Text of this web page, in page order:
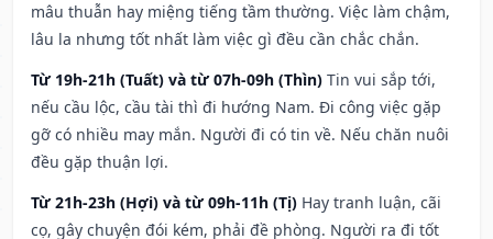
mâu thuẫn hay miệng tiếng tầm thường. Việc làm chậm,
lâu la nhưng tốt nhất làm việc gì đều cần chắc chắn.
Từ 19h-21h (Tuất) và từ 07h-09h (Thìn) Tin vui sắp tới,
nếu cầu lộc, cầu tài thì đi hướng Nam. Đi công việc gặp
gỡ có nhiều may mắn. Người đi có tin về. Nếu chăn nuôi
đều gặp thuận lợi.
Từ 21h-23h (Hợi) và từ 09h-11h (Tị) Hay tranh luận, cãi
cọ, gây chuyện đói kém, phải đề phòng. Người ra đi tốt